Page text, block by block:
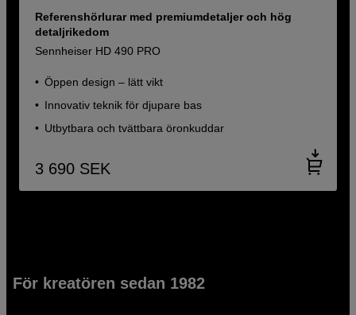
Referenshörlurar med premiumdetaljer och hög
detaljrikedom
Sennheiser HD 490 PRO
Öppen design – lätt vikt
Innovativ teknik för djupare bas
Utbytbara och tvättbara öronkuddar
3 690 SEK
För kreatören sedan 1982